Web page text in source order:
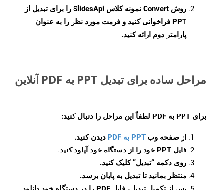
روش Convert
نمونه کلاس SlidesApi را برای تبدیل از
PPT فراخوانی کنید و فرمت مورد نظر را به عنوان
پارامتر دوم ارائه کنید.
مراحل ساده برای تبدیل PPT به PDF آنلاین
برای PPT به PDF لطفاً این مراحل را دنبال کنید:
از صفحه وب PPT به PDF
دیدن کنید.
فایل PPT خود را از دستگاه خود آپلود کنید.
روی دکمه “تبدیل”کلیک کنید.
منتظر بمانید تا تبدیل به پایان برسد.